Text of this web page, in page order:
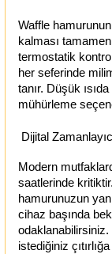
Waffle hamurunun
kalması
termostatik kontrol
her seferinde
tanır. Düşük
mühürleme
Dijital
Modern
saatlerinde
hamurunuzun
cihaz başında
odaklanabilirsiniz.
istediğiniz